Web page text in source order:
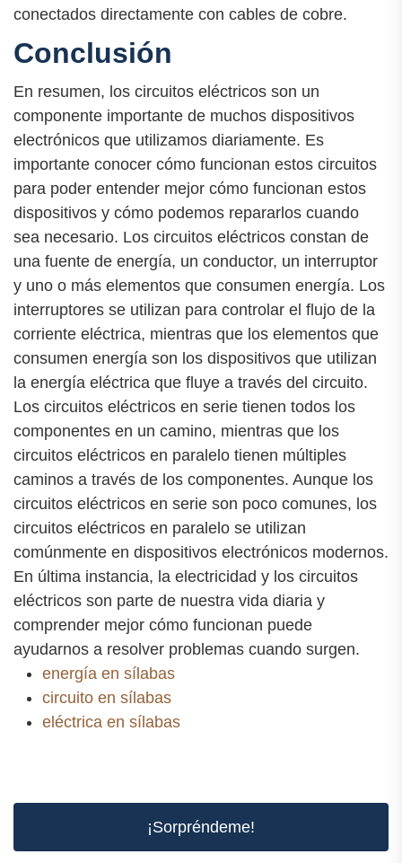
conectados directamente con cables de cobre.
Conclusión
En resumen, los circuitos eléctricos son un
componente importante de muchos dispositivos
electrónicos que utilizamos diariamente. Es
importante conocer cómo funcionan estos circuitos
para poder entender mejor cómo funcionan estos
dispositivos y cómo podemos repararlos cuando
sea necesario. Los circuitos eléctricos constan de
una fuente de energía, un conductor, un interruptor
y uno o más elementos que consumen energía. Los
interruptores se utilizan para controlar el flujo de la
corriente eléctrica, mientras que los elementos que
consumen energía son los dispositivos que utilizan
la energía eléctrica que fluye a través del circuito.
Los circuitos eléctricos en serie tienen todos los
componentes en un camino, mientras que los
circuitos eléctricos en paralelo tienen múltiples
caminos a través de los componentes. Aunque los
circuitos eléctricos en serie son poco comunes, los
circuitos eléctricos en paralelo se utilizan
comúnmente en dispositivos electrónicos modernos.
En última instancia, la electricidad y los circuitos
eléctricos son parte de nuestra vida diaria y
comprender mejor cómo funcionan puede
ayudarnos a resolver problemas cuando surgen.
energía en sílabas
circuito en sílabas
eléctrica en sílabas
¡Sorpréndeme!